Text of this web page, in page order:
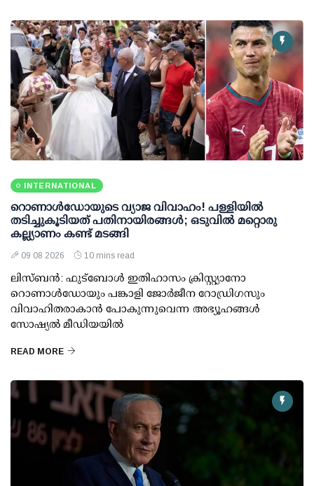
INTERNATIONAL
റൊണാള്‍ഡോയുടെ വ്യാജ വിവാഹം! പള്ളിയില്‍
തടിച്ചുകൂടിയത് പതിനായിരങ്ങള്‍; ഒടുവില്‍ മറ്റൊരു
കല്ല്യാണം കണ്ട് മടങ്ങി
09 08 2026 10 mins read
ലിസ്ബന്‍: ഫുട്‌ബോള്‍ ഇതിഹാസം ക്രിസ്റ്റ്യാനോ
റൊണാള്‍ഡോയും പങ്കാളി ജോര്‍ജീന റോഡ്രിഗസും
വിവാഹിതരാകാന്‍ പോകുന്നുവെന്ന അഭ്യൂഹങ്ങള്‍
സോഷ്യല്‍ മീഡിയയില്‍
READ MORE